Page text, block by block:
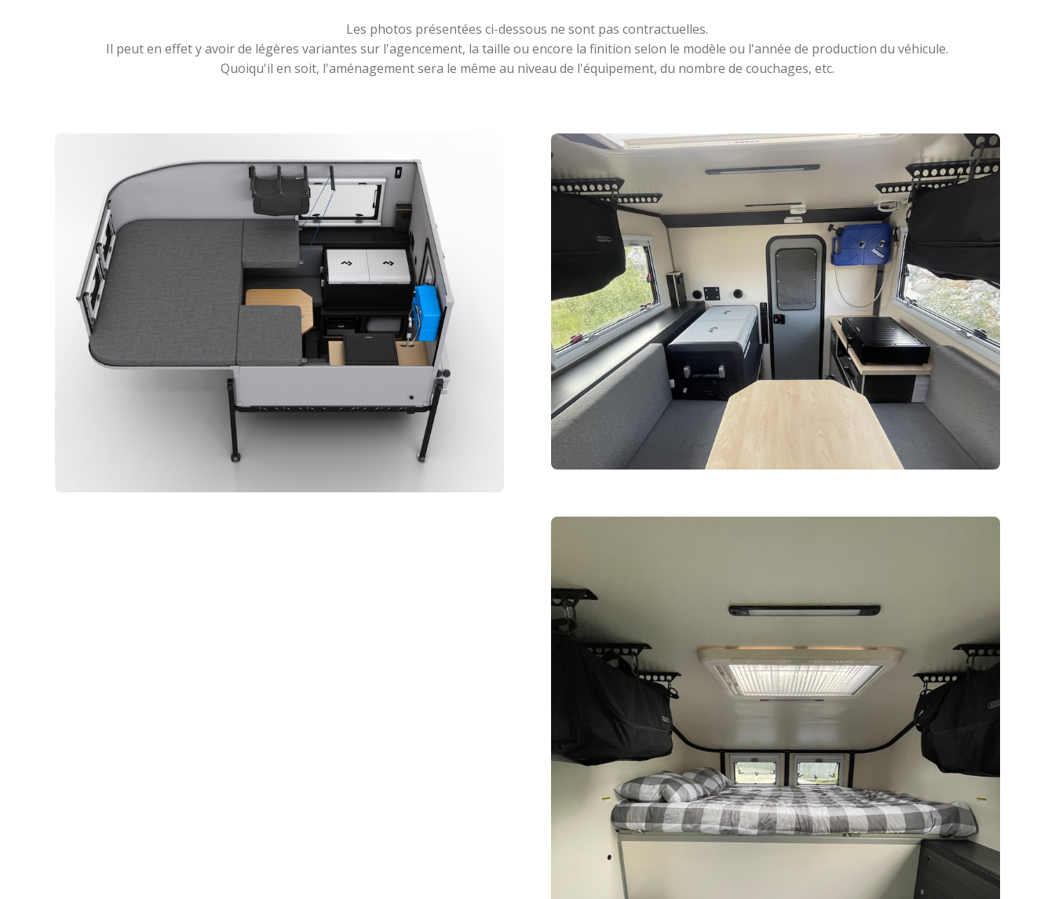
Les photos présentées ci-dessous ne sont pas contractuelles.
Il peut en effet y avoir de légères variantes sur l'agencement, la taille ou encore la finition selon le modèle ou l'année de production du véhicule.
Quoiqu'il en soit, l'aménagement sera le même au niveau de l'équipement, du nombre de couchages, etc.